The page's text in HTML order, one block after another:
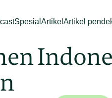
Spesial Artikel Artikel